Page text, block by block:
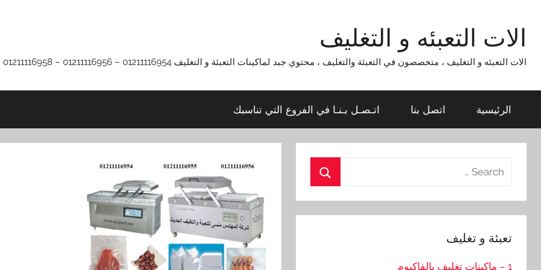
contentالات التعبئه و التغليف
الات التعبئه و التغليف ، متخصصون في التعبئة والتغليف ، محتوي جبد لماكينات التعبئة و التغليف 01211116954 – 01211116956 – 01211116958
الرئيسية اتصل بنا اتـصـل بـنـا في الفروع التي تناسبك
Search
تعبئة و تغليف
1 – ماكينات تغليف بالفاكيوم